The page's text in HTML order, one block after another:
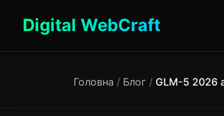
Digital WebCraft
Головна / Блог /